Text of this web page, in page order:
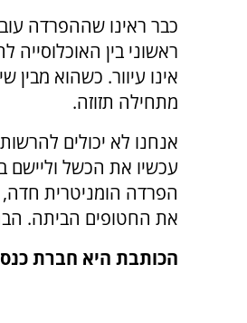
כבר ראינו שההפרדה
ראשוני בין האוכלוסייה
אינו עיוור. כשהוא
מתחילה תזוזה.
אנחנו לא יכולים
עכשיו את הכשל וליישם
הפרדה הומניטרית
את החטופים הביתה.
הכותבת היא חברת